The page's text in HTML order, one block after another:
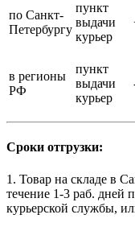
по Санкт-
Петербургу
пункт
выдачи
курьер
в регионы
РФ
пункт
выдачи
курьер
Сроки отгрузки:
1. Товар на складе в
течение 1-3 раб. дней
курьерской службы,